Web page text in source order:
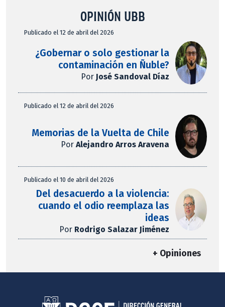
OPINIÓN UBB
Publicado el 12 de abril del 2026
¿Gobernar o solo gestionar la
contaminación en Ñuble?
Por José Sandoval Díaz
Publicado el 12 de abril del 2026
Memorias de la Vuelta de Chile
PorAlejandro Arros Aravena
Publicado el 10 de abril del 2026
Del desacuerdo a la violencia:
cuando el odio reemplaza las
ideas
Por Rodrigo Salazar Jiménez
+ Opiniones